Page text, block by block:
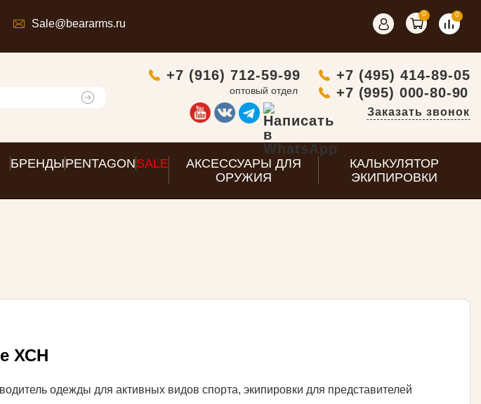
Sale@beararms.ru
0 0
+7 (916) 712-59-99
оптовый отдел
+7 (495) 414-89-05
+7 (995) 000-80-90
Заказать звонок
БРЕНДЫPENTAGONSALE
АКСЕССУАРЫ ДЛЯ
ОРУЖИЯ
КАЛЬКУЛЯТОР
ЭКИПИРОВКИ
ХСН
одежды для активных видов спорта, экипировки для представителей